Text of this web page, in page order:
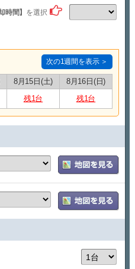
の場合は、空港にてお待ちいただく
トメッセージにて送迎の詳細をご連絡
限/自動車損害賠償責任保険を含む
制限/１事故につき限度額 無制限
)
価額/１事故につき限度額 無制限
円)
償/3,000万円/１名につき3,000万円迄
ー乗務中のみ)
事故に備え ▼▼▼
る休業補償の費用を免除 2,200円 / 日
頂く場合は、料金が異なる場合がご
金は予告なく変更になる場合がござい
部として、修理期間の程度に関わらず
時間】 を選択
次の1週間を表示 ＞
8月15日(土)
8月16日(日)
残1台 残1台